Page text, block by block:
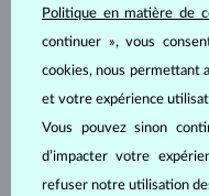
Politique en matière de
continuer », vous
cookies, nous permettant
et votre expérience
Vous pouvez sinon
d’impacter votre
refuser notre utilisation